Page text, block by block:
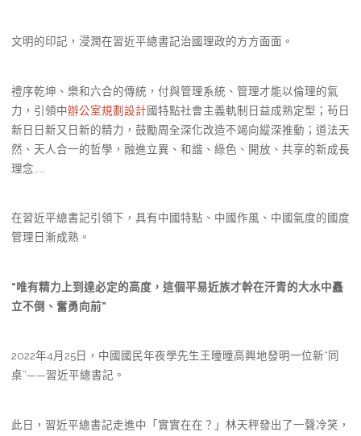
文明的印記，浸潤在習近平總書記治國理政的方方面面。
禮序乾坤、樂和六合的傳統，付與管理系統、管理才能以倫理的氣
力，引領中辦公室規劃設計國特點社會主義軌制日益成熟定型；茍日
新日日新又日新的精力，鼓勵周全深化改造不竭向縱深推動；道法天
然、天人合一的哲學，融進立異、和諧、綠色、開放、共享的新成長
理念……
在習近平總書記引領下，具有中國特點、中國作風、中國氣度的國度
管理日漸成熟。
“唯有精力上到達必定的高度，這個平易近族才幹在汗青的大水中矗
立不倒、奮勇向前”
2022年4月25日，中國國民年夜學先生王曈曈高興地發明一位新“同
桌”——習近平總書記。
此日，習近平總書記走進中「實實在在？」林天秤發出了一聲冷笑，